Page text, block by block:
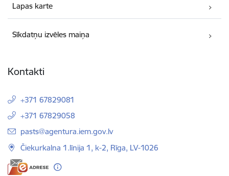
Lapas karte
Sīkdatņu izvēles maiņa
Kontakti
+371 67829081
+371 67829058
E-pasts:
pasts@agentura.iem.gov.lv
Čiekurkalna 1.līnija 1, k-2, Rīga, LV-1026